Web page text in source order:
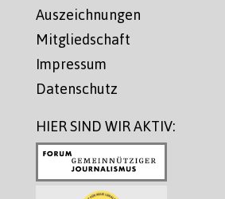
Auszeichnungen
Mitgliedschaft
Impressum
Datenschutz
HIER SIND WIR AKTIV: